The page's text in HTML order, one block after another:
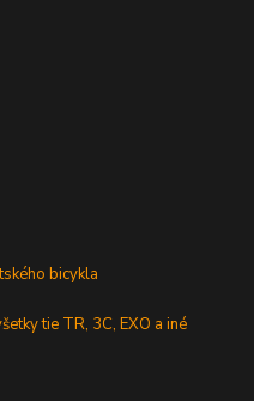
bicykla
tie TR, 3C, EXO a iné